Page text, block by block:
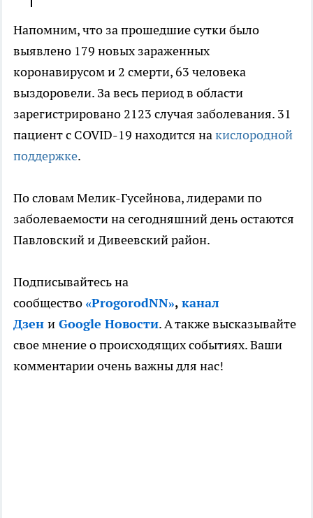
Напомним, что за прошедшие сутки было
выявлено 179 новых зараженных
коронавирусом и 2 смерти, 63 человека
выздоровели. За весь период в области
зарегистрировано 2123 случая заболевания. 31
пациент с COVID-19 находится накислородной
поддержке.
По словам Мелик-Гусейнова, лидерами по
заболеваемости на сегодняшний день остаются
Павловский и Дивеевский район.
Подписывайтесь на
сообщество «ProgorodNN», канал
Дзен и Google Новости. А также высказывайте
свое мнение о происходящих событиях. Ваши
комментарии очень важны для нас!